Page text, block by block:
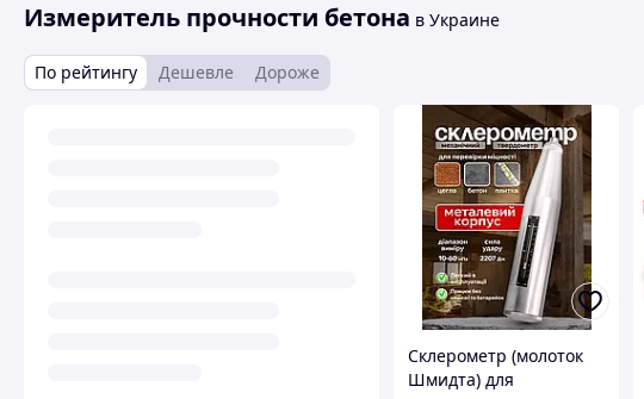
Измеритель прочности бетона в Украине
По рейтингу Дешевле Дороже
Склерометр (молоток
Шмидта) для